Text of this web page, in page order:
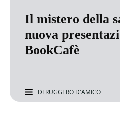
Il mistero della
nuova
BookCafè
DI RUGGERO D'AMICO